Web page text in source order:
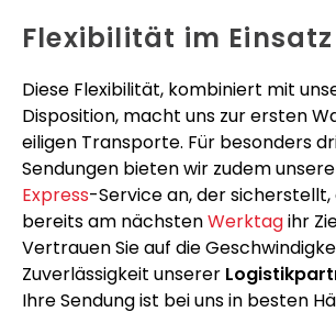
Flexibilität im Einsatz
Diese Flexibilität, kombiniert mit
Disposition, macht uns zur ersten
eiligen Transporte. Für besonders
Sendungen bieten wir zudem
Express-Service an, der sicherstellt,
bereits am nächstenWerktagihr
Vertrauen Sie auf die
Zuverlässigkeit unserer
Ihre Sendung ist bei uns in besten